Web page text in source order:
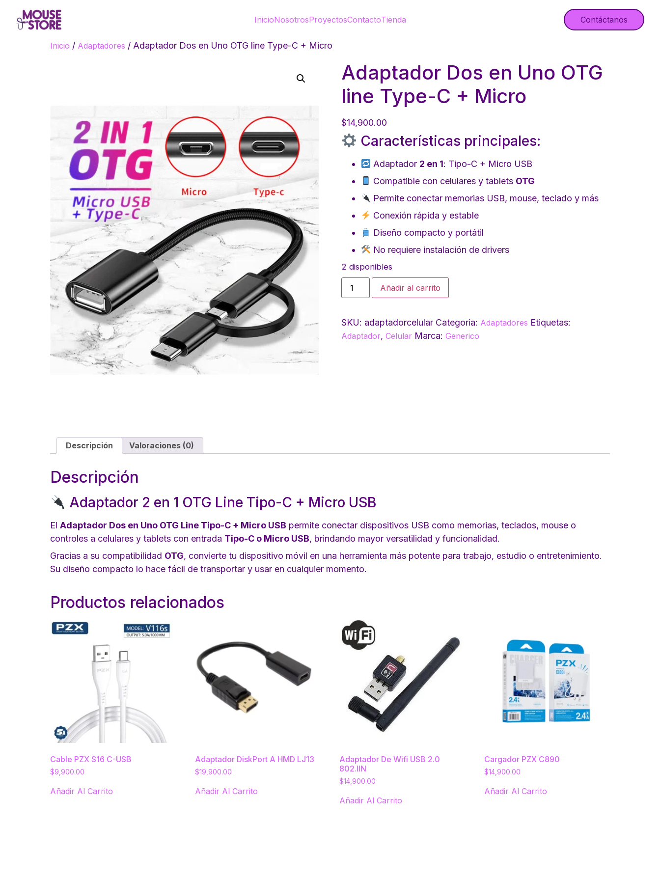
InicioNosotrosProyectosContactoTienda Contáctanos
Inicio / Adaptadores / Adaptador Dos en Uno OTG line Type-C + Micro
Adaptador Dos en Uno OTG
line Type-C + Micro
$14,900.00
Características principales:
Adaptador 2 en 1: Tipo-C + Micro USB
Compatible con celulares y tablets OTG
Permite conectar memorias USB, mouse, teclado y más
Conexión rápida y estable
Diseño compacto y portátil
No requiere instalación de drivers
2 disponibles
Añadir al carrito
SKU: adaptadorcelular Categoría: Adaptadores Etiquetas:
Adaptador, Celular Marca: Generico
Descripción Valoraciones (0)
Descripción
Adaptador 2 en 1 OTG Line Tipo-C + Micro USB
El Adaptador Dos en Uno OTG Line Tipo-C + Micro USB permite conectar dispositivos USB como memorias, teclados, mouse o
controles a celulares y tablets con entrada Tipo-C o Micro USB, brindando mayor versatilidad y funcionalidad.
Gracias a su compatibilidad OTG, convierte tu dispositivo móvil en una herramienta más potente para trabajo, estudio o entretenimiento.
Su diseño compacto lo hace fácil de transportar y usar en cualquier momento.
Productos relacionados
Cable PZX S16 C-USB
$9,900.00
Añadir Al Carrito
Adaptador DiskPort A HMD LJ13
$19,900.00
Añadir Al Carrito
Adaptador De Wifi USB 2.0
802.IIN
$14,900.00
Añadir Al Carrito
Cargador PZX C890
$14,900.00
Añadir Al Carrito